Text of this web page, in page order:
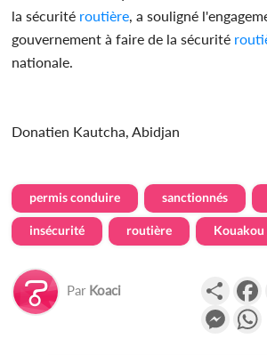
la sécurité routière, a souligné
gouvernement à faire de la sécurité
nationale.
Donatien Kautcha, Abidjan
permis conduire sanctionnés
insécurité routière Kouakou
Par Koaci